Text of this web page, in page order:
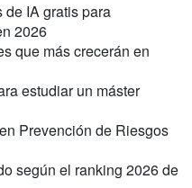
IA gratis para
2026
que más crecerán en
estudiar un máster
Prevención de Riesgos
según el ranking 2026 de